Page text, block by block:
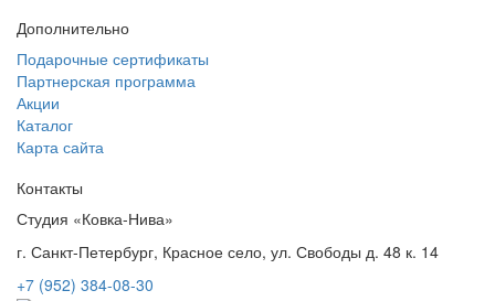
Дополнительно
Подарочные сертификаты
Партнерская программа
Акции
Каталог
Карта сайта
Контакты
Студия «Ковка-Нива»
г. Санкт-Петербург, Красное село, ул. Свободы д. 48 к. 14
+7 (952) 384-08-30